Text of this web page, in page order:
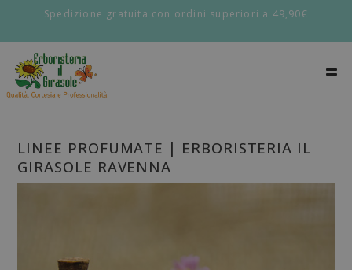
Spedizione gratuita con ordini superiori a 49,90€
LINEE PROFUMATE | ERBORISTERIA IL
GIRASOLE RAVENNA